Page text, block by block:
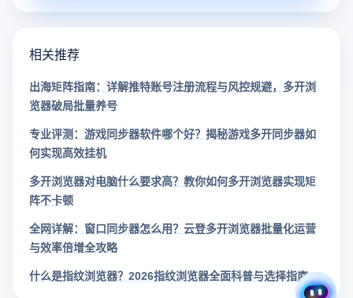
相关推荐
出海矩阵指南：详解推特账号注册流程与风控规避，多开浏
览器破局批量养号
专业评测：游戏同步器软件哪个好？揭秘游戏多开同步器如
何实现高效挂机
多开浏览器对电脑什么要求高？教你如何多开浏览器实现矩
阵不卡顿
全网详解：窗口同步器怎么用？云登多开浏览器批量化运营
与效率倍增全攻略
什么是指纹浏览器？2026指纹浏览器全面科普与选择指南